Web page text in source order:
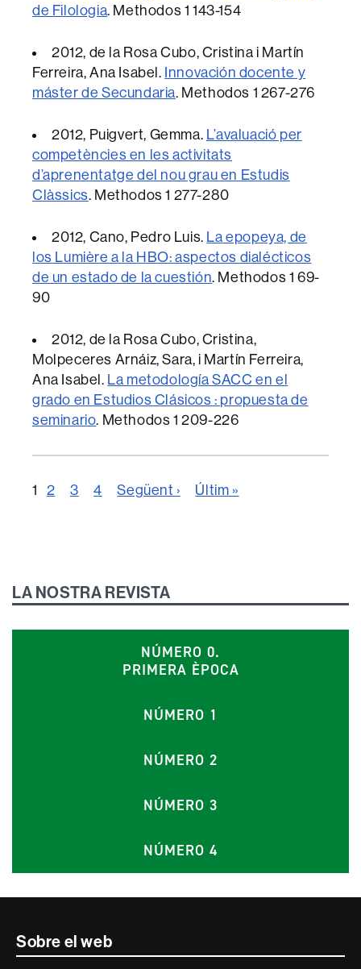
de Filologia. Methodos 1 143-154
2012, de la Rosa Cubo, Cristina i Martín
Ferreira, Ana Isabel. Innovación docente y
máster de Secundaria. Methodos 1 267-276
2012, Puigvert, Gemma. L’avaluació per
competències en les activitats
d’aprenentatge del nou grau en Estudis
Clàssics. Methodos 1 277-280
2012, Cano, Pedro Luis. La epopeya, de
los Lumière a la HBO: aspectos dialécticos
de un estado de la cuestión. Methodos 1 69-
90
2012, de la Rosa Cubo, Cristina,
Molpeceres Arnáiz, Sara, i Martín Ferreira,
Ana Isabel. La metodología SACC en el
grado en Estudios Clásicos : propuesta de
seminario. Methodos 1 209-226
1 2 3 4 Següent › Últim »
LA NOSTRA REVISTA
NÚMERO 0.
PRIMERA ÈPOCA
NÚMERO 1
NÚMERO 2
NÚMERO 3
NÚMERO 4
Contacte
Sobre el web